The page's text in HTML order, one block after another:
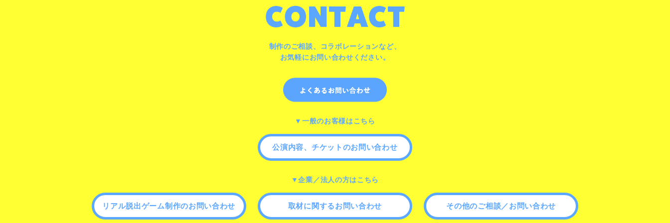
制作のご相談、コラボレーションなど、
お気軽にお問い合わせください。
▼一般のお客様はこちら
公演内容、チケットのお問い合わせ
▼企業／法人の方はこちら
リアル脱出ゲーム制作のお問い合わせ 取材に関するお問い合わせ その他のご相談／お問い合わせ